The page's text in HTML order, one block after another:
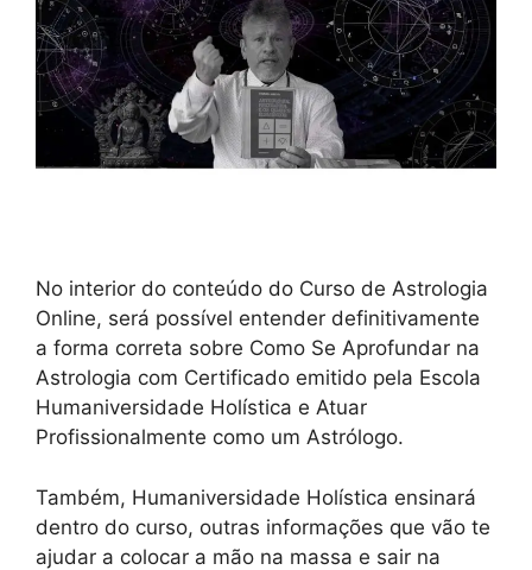
No interior do conteúdo do Curso de Astrologia
Online, será possível entender definitivamente
a forma correta sobre Como Se Aprofundar na
Astrologia com Certificado emitido pela Escola
Humaniversidade Holística e Atuar
Profissionalmente como um Astrólogo.
Também, Humaniversidade Holística ensinará
dentro do curso, outras informações que vão te
ajudar a colocar a mão na massa e sair na